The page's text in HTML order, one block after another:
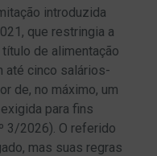
introduzida
que restringia a
de alimentação
até cinco salários-
de, no máximo, um
para fins
3/2026). O referido
mas suas regras